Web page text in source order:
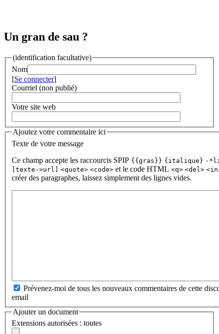
Un gran de sau ?
(identification facultative)
Nom
[Se connecter]
Courriel (non publié)
Votre site web
Ajoutez votre commentaire ici
Texte de votre message
Ce champ accepte les raccourcis SPIP {{gras}} {italique} -
[texte->url] <quote> <code> et le code HTML <q> <del>
créer des paragraphes, laissez simplement des lignes vides.
Prévenez-moi de tous les nouveaux commentaires de cette
email
Ajouter un document
Extensions autorisées : toutes